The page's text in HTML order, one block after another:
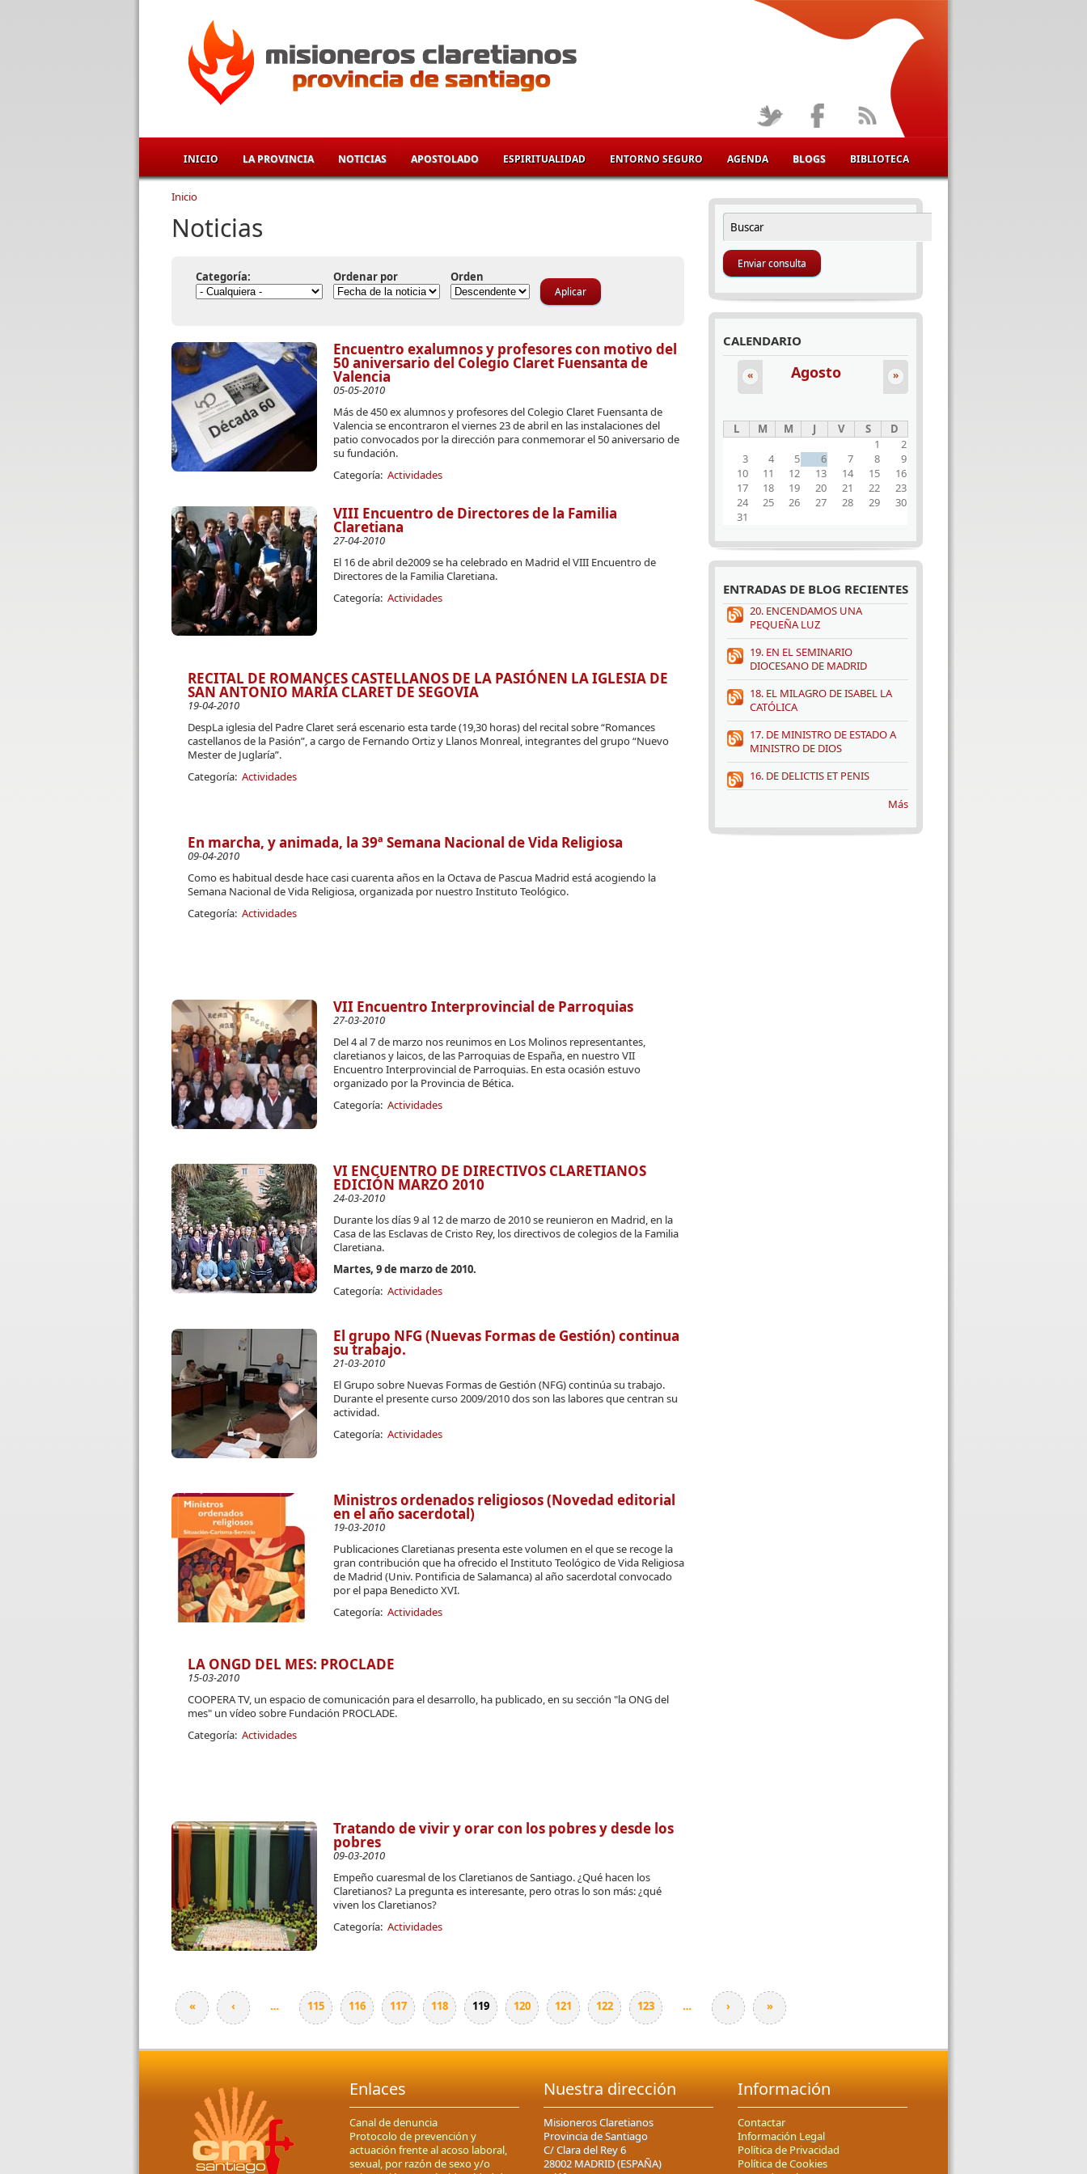
INICIO LA PROVINCIA NOTICIAS APOSTOLADO ESPIRITUALIDAD ENTORNO SEGURO AGENDA BLOGS BIBLIOTECA
Se encuentra usted aquí
Inicio
Noticias
Categoría: Ordenar por Orden
Encuentro exalumnos y profesores con motivo del
50 aniversario del Colegio Claret Fuensanta de
Valencia
05-05-2010
Más de 450 ex alumnos y profesores del Colegio Claret Fuensanta de
Valencia se encontraron el viernes 23 de abril en las instalaciones del
patio convocados por la dirección para conmemorar el 50 aniversario de
su fundación.
Categoría: Actividades
VIII Encuentro de Directores de la Familia
Claretiana
27-04-2010
El 16 de abril de2009 se ha celebrado en Madrid el VIII Encuentro de
Directores de la Familia Claretiana.
Categoría: Actividades
RECITAL DE ROMANCES CASTELLANOS DE LA PASIÓNEN LA IGLESIA DE
SAN ANTONIO MARÍA CLARET DE SEGOVIA
19-04-2010
DespLa iglesia del Padre Claret será escenario esta tarde (19,30 horas) del recital sobre “Romances
castellanos de la Pasión”, a cargo de Fernando Ortiz y Llanos Monreal, integrantes del grupo “Nuevo
Mester de Juglaría”.
Categoría: Actividades
En marcha, y animada, la 39ª Semana Nacional de Vida Religiosa
09-04-2010
Como es habitual desde hace casi cuarenta años en la Octava de Pascua Madrid está acogiendo la
Semana Nacional de Vida Religiosa, organizada por nuestro Instituto Teológico.
Categoría: Actividades
VII Encuentro Interprovincial de Parroquias
27-03-2010
Del 4 al 7 de marzo nos reunimos en Los Molinos representantes,
claretianos y laicos, de las Parroquias de España, en nuestro VII
Encuentro Interprovincial de Parroquias. En esta ocasión estuvo
organizado por la Provincia de Bética.
Categoría: Actividades
VI ENCUENTRO DE DIRECTIVOS CLARETIANOS
EDICIÓN MARZO 2010
24-03-2010
Durante los días 9 al 12 de marzo de 2010 se reunieron en Madrid, en la
Casa de las Esclavas de Cristo Rey, los directivos de colegios de la Familia
Claretiana.
Martes, 9 de marzo de 2010.
Categoría: Actividades
El grupo NFG (Nuevas Formas de Gestión) continua
su trabajo.
21-03-2010
El Grupo sobre Nuevas Formas de Gestión (NFG) continúa su trabajo.
Durante el presente curso 2009/2010 dos son las labores que centran su
actividad.
Categoría: Actividades
Ministros ordenados religiosos (Novedad editorial
en el año sacerdotal)
19-03-2010
Publicaciones Claretianas presenta este volumen en el que se recoge la
gran contribución que ha ofrecido el Instituto Teológico de Vida Religiosa
de Madrid (Univ. Pontificia de Salamanca) al año sacerdotal convocado
por el papa Benedicto XVI.
Categoría: Actividades
LA ONGD DEL MES: PROCLADE
15-03-2010
COOPERA TV, un espacio de comunicación para el desarrollo, ha publicado, en su sección "la ONG del
mes" un vídeo sobre Fundación PROCLADE.
Categoría: Actividades
Tratando de vivir y orar con los pobres y desde los
pobres
09-03-2010
Empeño cuaresmal de los Claretianos de Santiago. ¿Qué hacen los
Claretianos? La pregunta es interesante, pero otras lo son más: ¿qué
viven los Claretianos?
Categoría: Actividades
Páginas
« ‹ … 115 116 117 118 119 120 121 122 123 … › »
FORMULARIO DE BÚSQUEDA
Buscar
CALENDARIO
Agosto
« »
L M M J V S
D
1
2
3
4 5 6 7 8
9
10
11 12 13 14 15
16
17
18 19 20 21 22
23
24
25 26 27 28 29
30
31
ENTRADAS DE BLOG RECIENTES
20. ENCENDAMOS UNA
PEQUEÑA LUZ
19. EN EL SEMINARIO
DIOCESANO DE MADRID
18. EL MILAGRO DE ISABEL LA
CATÓLICA
17. DE MINISTRO DE ESTADO A
MINISTRO DE DIOS
16. DE DELICTIS ET PENIS
Más
Enlaces
Canal de denuncia
Protocolo de prevención y
actuación frente al acoso laboral,
sexual, por razón de sexo y/o
Nuestra dirección
Misioneros Claretianos
Provincia de Santiago
C/ Clara del Rey 6
28002 MADRID (ESPAÑA)
Información
Contactar
Información Legal
Política de Privacidad
Política de Cookies